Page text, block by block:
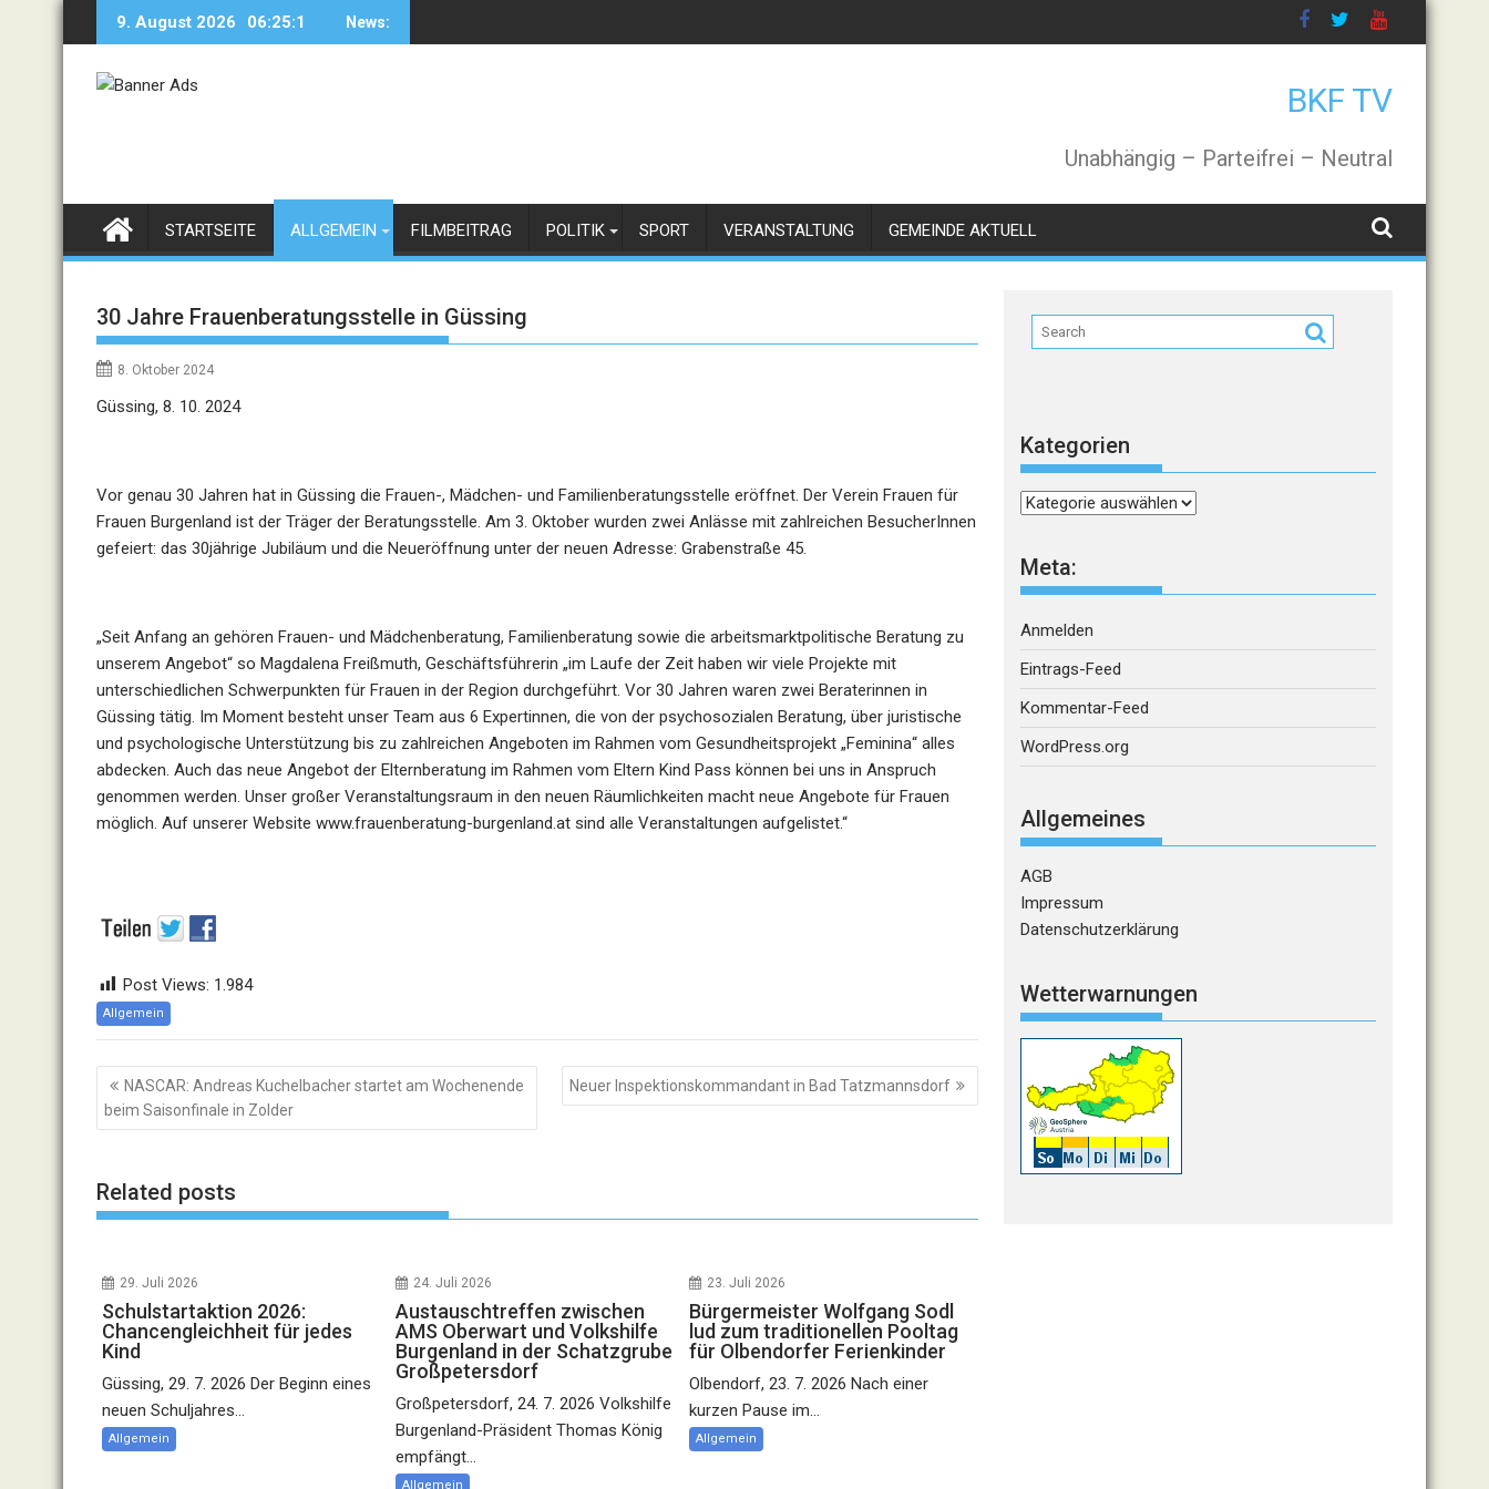
9. August 2026 06:25:1 News:
BKF TV
Unabhängig – Parteifrei – Neutral
STARTSEITE ALLGEMEIN FILMBEITRAG POLITIK SPORT VERANSTALTUNG GEMEINDE AKTUELL
30 Jahre Frauenberatungsstelle in Güssing
8. Oktober 2024
Güssing, 8. 10. 2024
Vor genau 30 Jahren hat in Güssing die Frauen-, Mädchen- und Familienberatungsstelle eröffnet. Der Verein Frauen für
Frauen Burgenland ist der Träger der Beratungsstelle. Am 3. Oktober wurden zwei Anlässe mit zahlreichen BesucherInnen
gefeiert: das 30jährige Jubiläum und die Neueröffnung unter der neuen Adresse: Grabenstraße 45.
„Seit Anfang an gehören Frauen- und Mädchenberatung, Familienberatung sowie die arbeitsmarktpolitische Beratung zu
unserem Angebot“ so Magdalena Freißmuth, Geschäftsführerin „im Laufe der Zeit haben wir viele Projekte mit
unterschiedlichen Schwerpunkten für Frauen in der Region durchgeführt. Vor 30 Jahren waren zwei Beraterinnen in
Güssing tätig. Im Moment besteht unser Team aus 6 Expertinnen, die von der psychosozialen Beratung, über juristische
und psychologische Unterstützung bis zu zahlreichen Angeboten im Rahmen vom Gesundheitsprojekt „Feminina“ alles
abdecken. Auch das neue Angebot der Elternberatung im Rahmen vom Eltern Kind Pass können bei uns in Anspruch
genommen werden. Unser großer Veranstaltungsraum in den neuen Räumlichkeiten macht neue Angebote für Frauen
möglich. Auf unserer Website www.frauenberatung-burgenland.at sind alle Veranstaltungen aufgelistet.“
Post Views: 1.984
Allgemein
Beitragsnavigation
NASCAR: Andreas Kuchelbacher startet am Wochenende
beim Saisonfinale in Zolder
Neuer Inspektionskommandant in Bad Tatzmannsdorf
Related posts
29. Juli 2026
Schulstartaktion 2026:
Chancengleichheit für jedes
Kind
Güssing, 29. 7. 2026 Der Beginn eines
neuen Schuljahres...
Allgemein
24. Juli 2026
Austauschtreffen zwischen
AMS Oberwart und Volkshilfe
Burgenland in der Schatzgrube
Großpetersdorf
Großpetersdorf, 24. 7. 2026 Volkshilfe
Burgenland-Präsident Thomas König
empfängt...
Allgemein
23. Juli 2026
Bürgermeister Wolfgang Sodl
lud zum traditionellen Pooltag
für Olbendorfer Ferienkinder
Olbendorf, 23. 7. 2026 Nach einer
kurzen Pause im...
Allgemein
Kategorien
Kategorien
Meta:
Anmelden
Eintrags-Feed
Kommentar-Feed
WordPress.org
Allgemeines
AGB
Impressum
Datenschutzerklärung
Wetterwarnungen